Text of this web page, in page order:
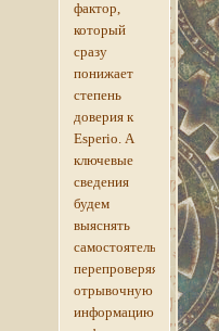
фактор,
который
сразу
понижает
степень
доверия к
Esperio. А
ключевые
сведения
будем
выяснять
самостоятельно,
перепроверяя
отрывочную
информацию